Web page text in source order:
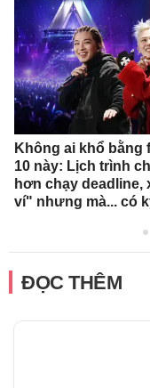
Không ai khổ bằng
10 này: Lịch trình
hơn chạy deadline,
ví" nhưng mà... có
ĐỌC THÊM